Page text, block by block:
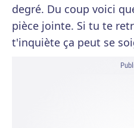
degré. Du coup voici
pièce jointe. Si tu te
t'inquiète ça peut se